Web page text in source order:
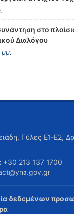
στο
Διαλόγου
Πύλες Ε1-Ε2,
+30 213 137 1700
δεδομένων